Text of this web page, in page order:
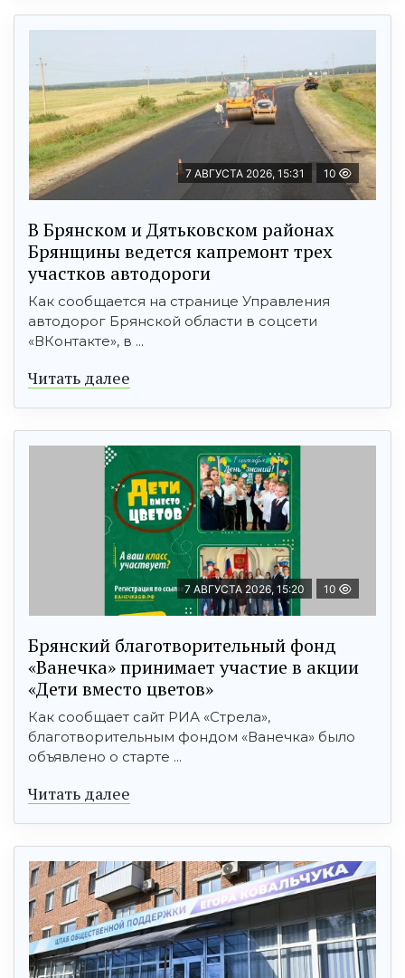
7 АВГУСТА 2026, 15:31 10
В Брянском и Дятьковском районах
Брянщины ведется капремонт трех
участков автодороги
Как сообщается на странице Управления
автодорог Брянской области в соцсети
«ВКонтакте», в ...
Читать далее
7 АВГУСТА 2026, 15:20 10
Брянский благотворительный фонд
«Ванечка» принимает участие в акции
«Дети вместо цветов»
Как сообщает сайт РИА «Стрела»,
благотворительным фондом «Ванечка» было
объявлено о старте ...
Читать далее